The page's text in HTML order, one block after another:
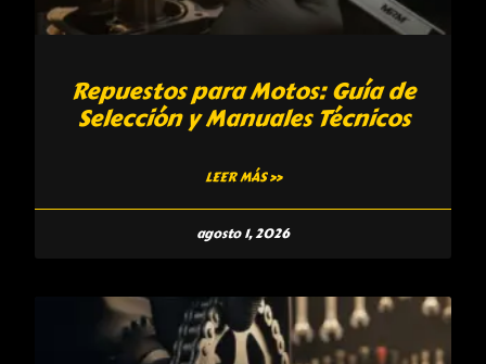
Repuestos para Motos: Guía de
Selección y Manuales Técnicos
LEER MÁS »
agosto 1, 2026